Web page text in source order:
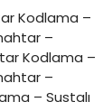
Kodlama –
–
Kodlama –
–
– Sustalı